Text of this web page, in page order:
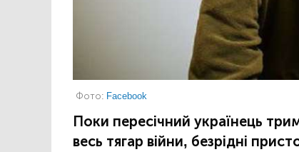
Фото: Facebook
Поки пересічний українець
весь тягар війни, безрідні